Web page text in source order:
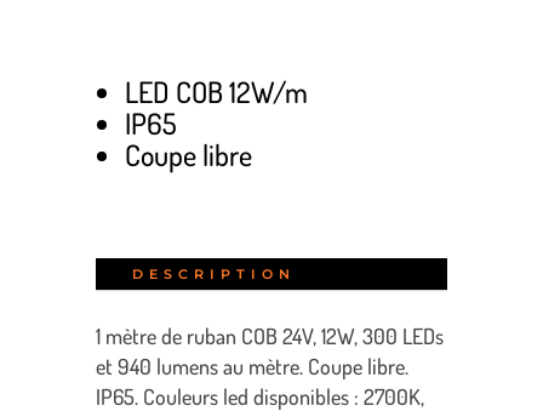
LED COB 12W/m
IP65
Coupe libre
DESCRIPTION
1 mètre de ruban COB 24V, 12W, 300 LEDs
et 940 lumens au mètre. Coupe libre.
IP65. Couleurs led disponibles : 2700K,